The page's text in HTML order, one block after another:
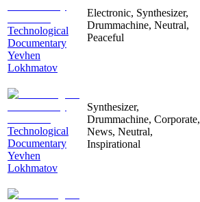
Technological
Documentary
Yevhen
Lokhmatov
Electronic, Synthesizer,
Drummachine, Neutral,
Peaceful
Technological
Documentary
Yevhen
Lokhmatov
Synthesizer,
Drummachine, Corporate,
News, Neutral,
Inspirational